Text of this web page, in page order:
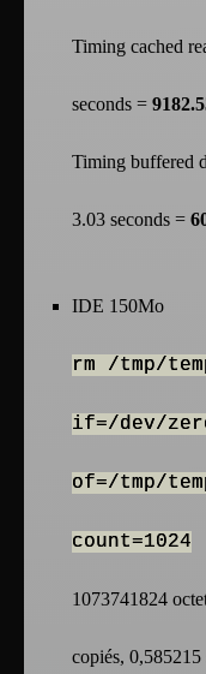
Timing cached
seconds =
Timing buffered
3.03 seconds =
IDE 150Mo
rm /tmp/
if=/dev/
of=/tmp/
count=1024
1073741824
copiés, 0,585215